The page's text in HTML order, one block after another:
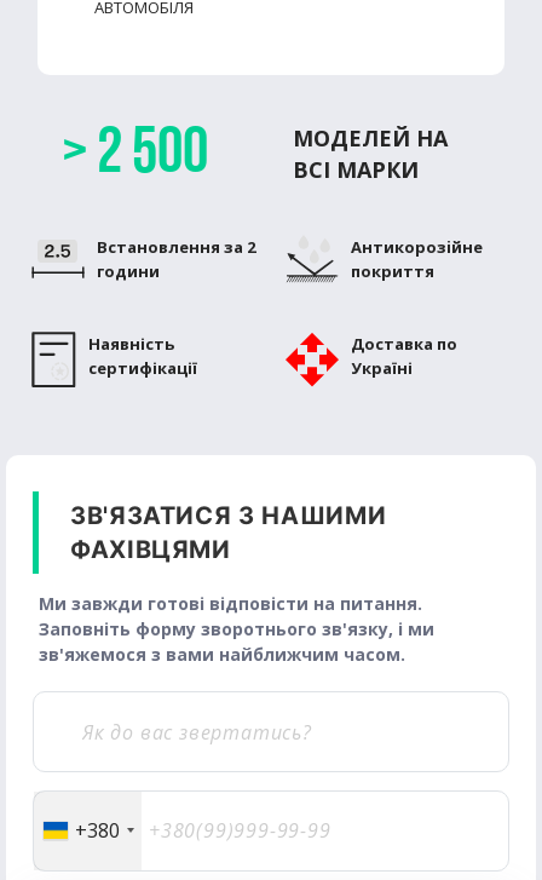
> 2 500
МОДЕЛЕЙ НА
ВСІ МАРКИ
АВТОМОБІЛЯ
Встановлення за 2
години
Антикорозiйне
покриття
Наявність
сертифікації
Доставка по
Україні
ЗВ'ЯЗАТИСЯ З НАШИМИ
ФАХІВЦЯМИ
Ми завжди готові відповісти на питання.
Заповніть форму зворотнього зв'язку, і ми
зв'яжемося з вами найближчим часом.
+380